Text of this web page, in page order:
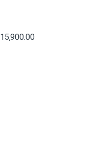
15,900.00